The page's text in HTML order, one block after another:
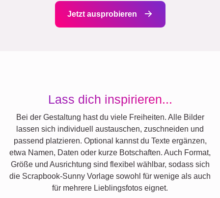
Jetzt ausprobieren
Lass dich inspirieren...
Bei der Gestaltung hast du viele Freiheiten. Alle Bilder
lassen sich individuell austauschen, zuschneiden und
passend platzieren. Optional kannst du Texte ergänzen,
etwa Namen, Daten oder kurze Botschaften. Auch Format,
Größe und Ausrichtung sind flexibel wählbar, sodass sich
die Scrapbook-Sunny Vorlage sowohl für wenige als auch
für mehrere Lieblingsfotos eignet.